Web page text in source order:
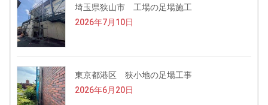
埼玉県狭山市 工場の足場施工
2026年7月10日
東京都港区 狭小地の足場工事
2026年6月20日